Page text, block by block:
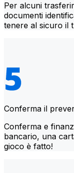
Per alcuni
documenti
tenere al sicuro il
Conferma il
Conferma e
bancario, una
gioco è fatto!